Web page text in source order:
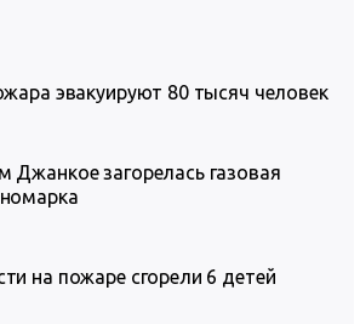
эвакуируют 80 тысяч человек
Джанкое загорелась газовая
на пожаре сгорели 6 детей